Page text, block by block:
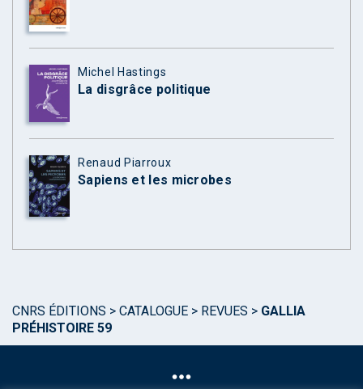
Michel Hastings
La disgrâce politique
Renaud Piarroux
Sapiens et les microbes
CNRS ÉDITIONS > CATALOGUE > REVUES > GALLIA
PRÉHISTOIRE 59